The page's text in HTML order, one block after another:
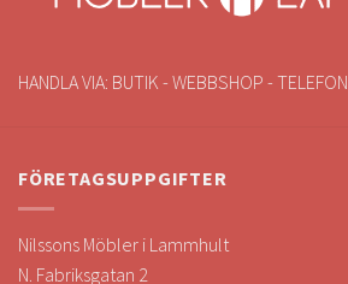
HANDLA VIA: BUTIK - WEBBSHOP - TELEFON
FÖRETAGSUPPGIFTER
Nilssons Möbler i Lammhult
N. Fabriksgatan 2